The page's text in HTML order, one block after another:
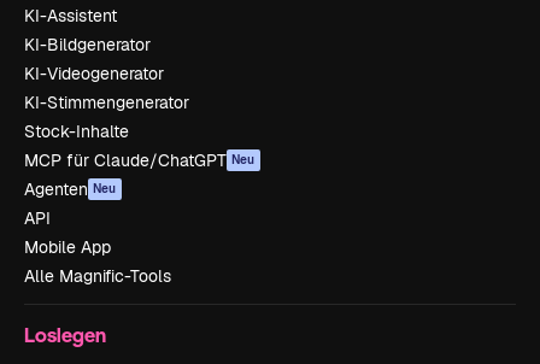
KI-Assistent
KI-Bildgenerator
KI-Videogenerator
KI-Stimmengenerator
Stock-Inhalte
MCP für Claude/ChatGPT Neu
Agenten Neu
API
Mobile App
Alle Magnific-Tools
Loslegen